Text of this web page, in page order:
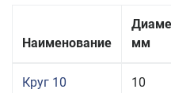
Наименование
мм
Круг 10 10